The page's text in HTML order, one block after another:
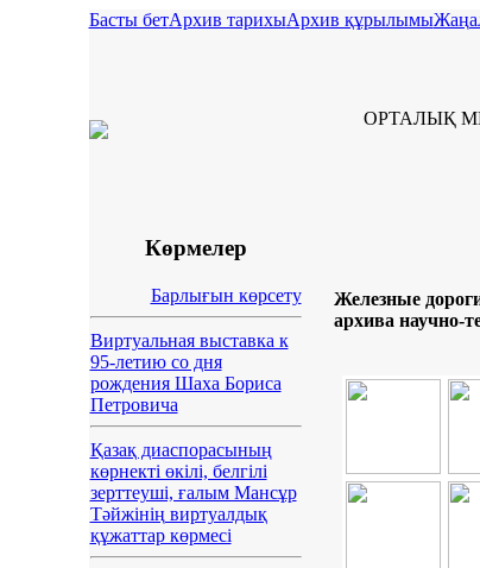
Басты бетАрхив тарихыАрхив құрылымы
ОРТАЛЫҚ
Көрмелер
Барлығын көрсету
Виртуальная выставка к
95-летию со дня
рождения Шаха Бориса
Петровича
Қазақ диаспорасының
көрнекті өкілі, белгілі
зерттеуші, ғалым Мансұр
Тәйжінің виртуалдық
құжаттар көрмесі
Железные
архива научно-